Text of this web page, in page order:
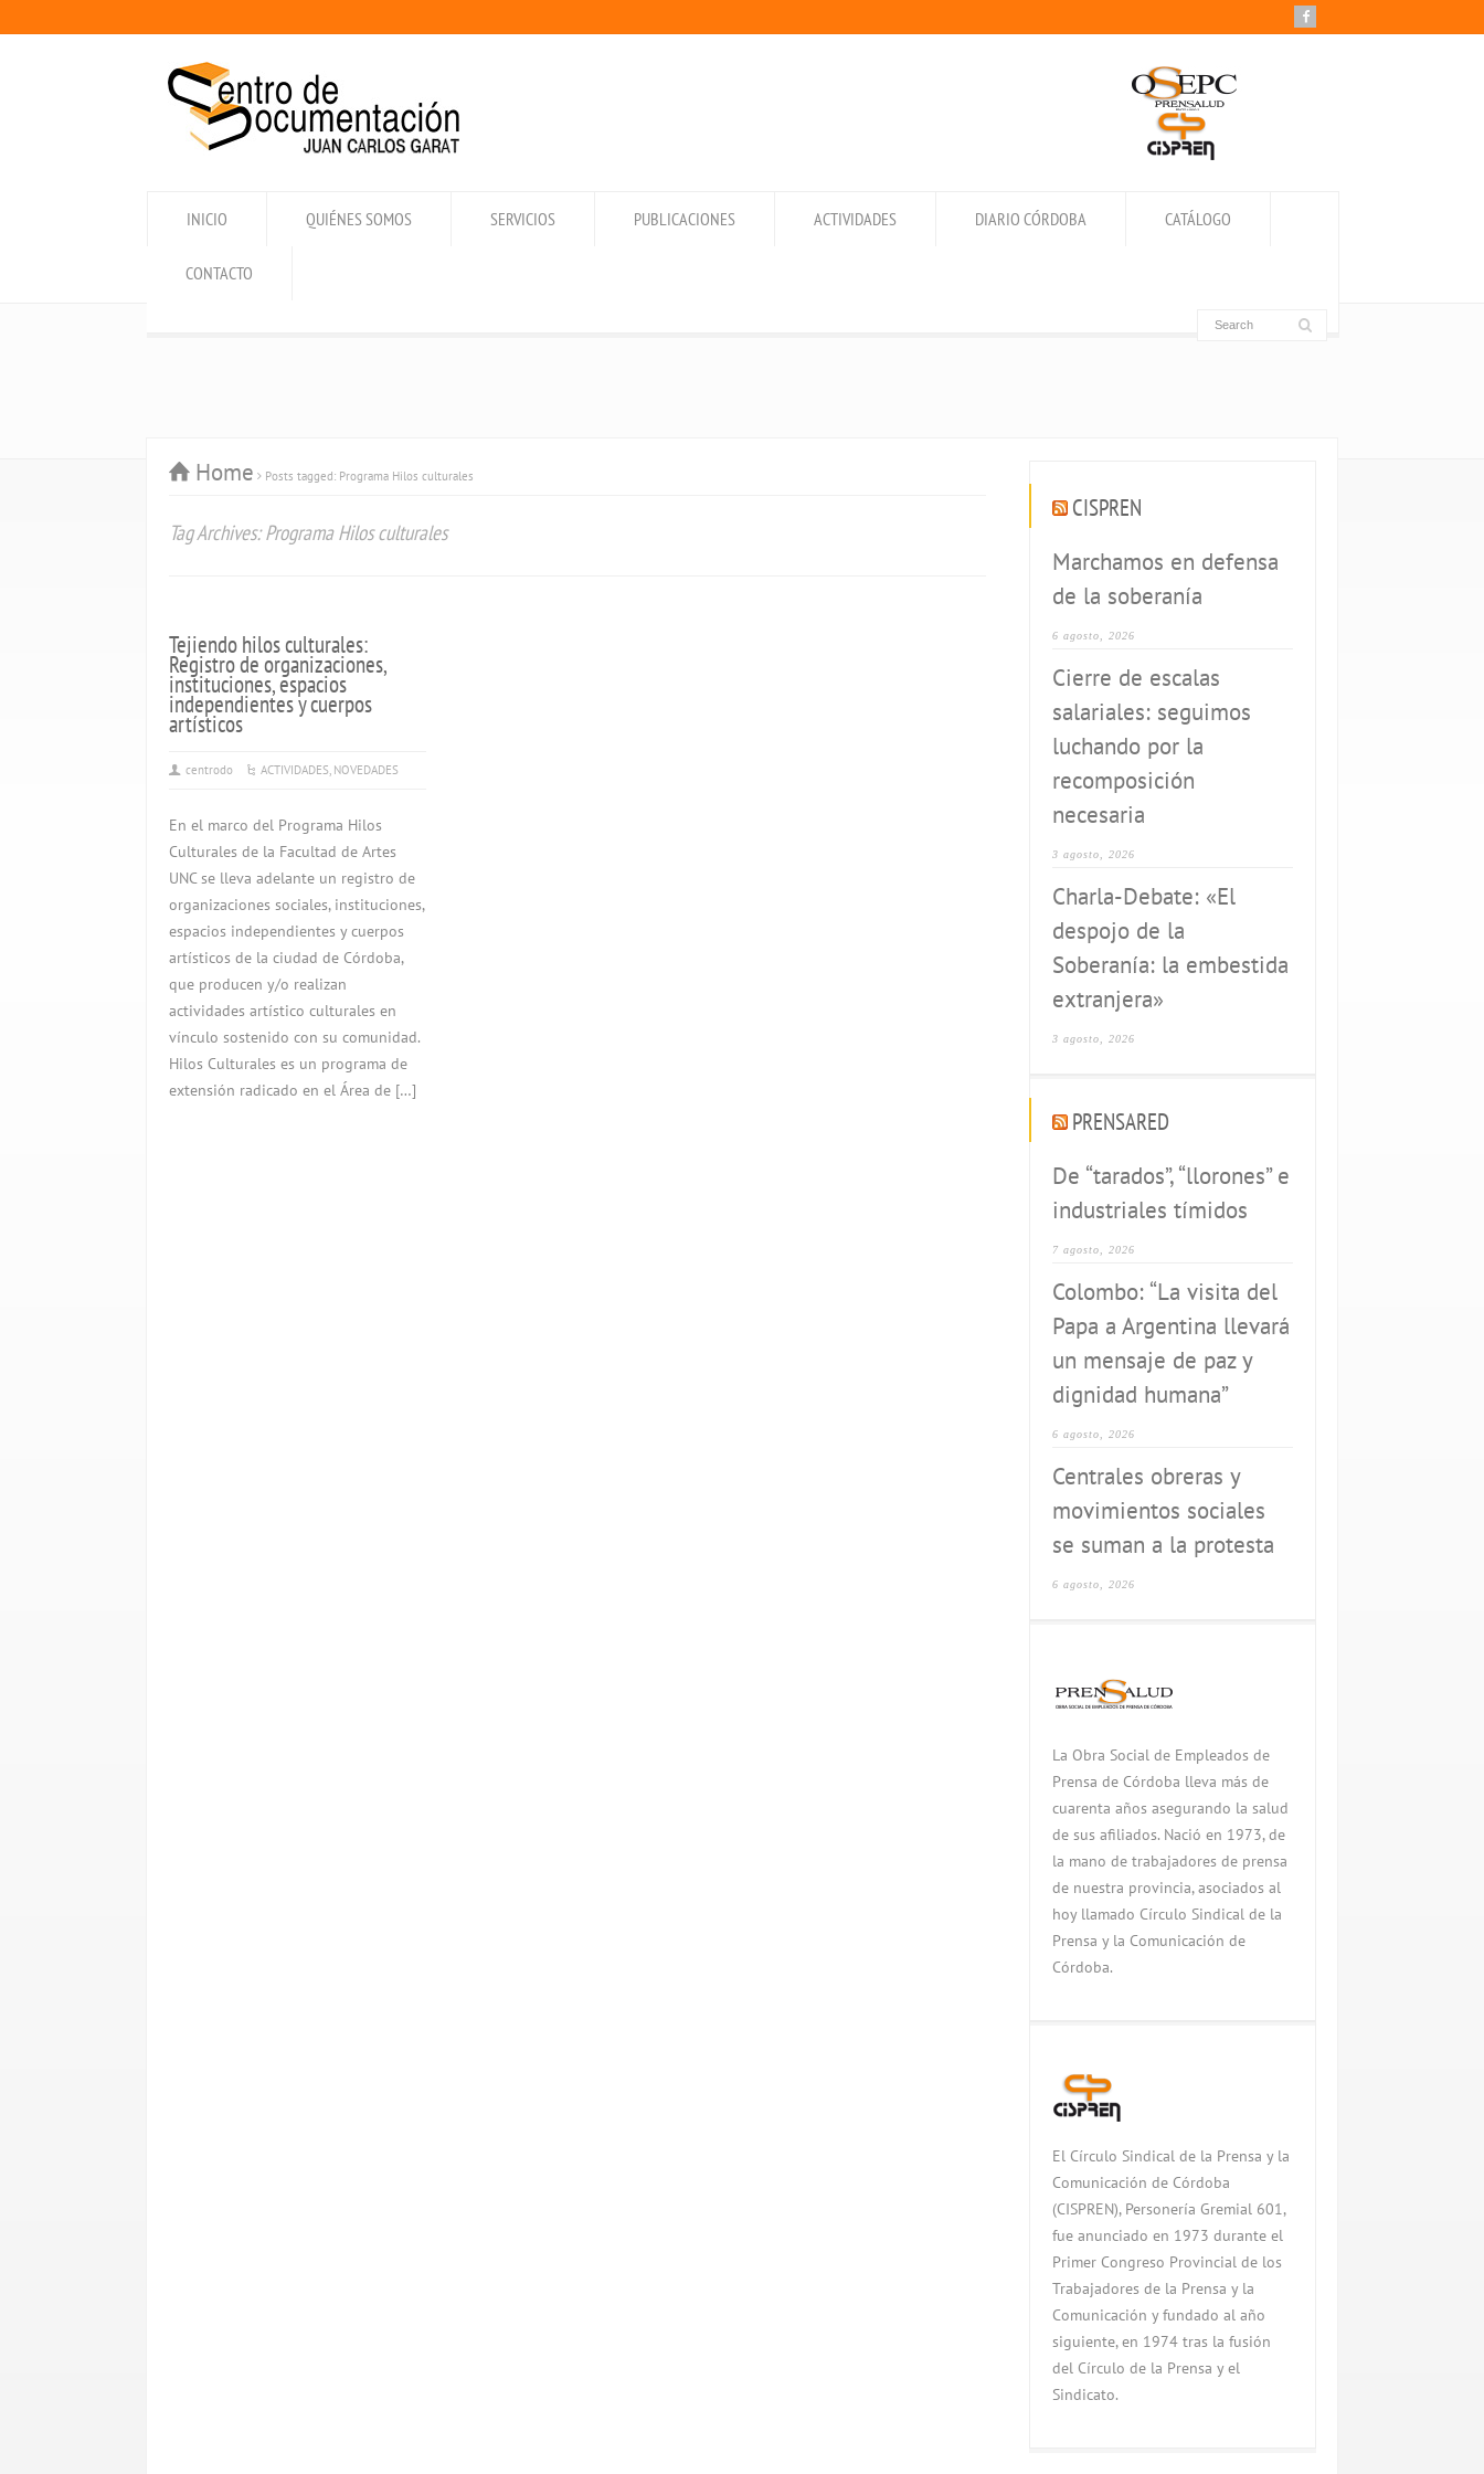
INICIO QUIÉNES SOMOS SERVICIOS PUBLICACIONES ACTIVIDADES DIARIO CÓRDOBA CATÁLOGO
CONTACTO
Home Posts tagged: Programa Hilos culturales
Tag Archives: Programa Hilos culturales
Tejiendo hilos culturales:
Registro de organizaciones,
instituciones, espacios
independientes y cuerpos
artísticos
centrodo ACTIVIDADES, NOVEDADES
En el marco del Programa Hilos
Culturales de la Facultad de Artes
UNC se lleva adelante un registro de
organizaciones sociales, instituciones,
espacios independientes y cuerpos
artísticos de la ciudad de Córdoba,
que producen y/o realizan
actividades artístico culturales en
vínculo sostenido con su comunidad.
Hilos Culturales es un programa de
extensión radicado en el Área de […]
CISPREN
Marchamos en defensa
de la soberanía
6 agosto, 2026
Cierre de escalas
salariales: seguimos
luchando por la
recomposición
necesaria
3 agosto, 2026
Charla-Debate: «El
despojo de la
Soberanía: la embestida
extranjera»
3 agosto, 2026
PRENSARED
De “tarados”, “llorones” e
industriales tímidos
7 agosto, 2026
Colombo: “La visita del
Papa a Argentina llevará
un mensaje de paz y
dignidad humana”
6 agosto, 2026
Centrales obreras y
movimientos sociales
se suman a la protesta
6 agosto, 2026
La Obra Social de Empleados de
Prensa de Córdoba lleva más de
cuarenta años asegurando la salud
de sus afiliados. Nació en 1973, de
la mano de trabajadores de prensa
de nuestra provincia, asociados al
hoy llamado Círculo Sindical de la
Prensa y la Comunicación de
Córdoba.
El Círculo Sindical de la Prensa y la
Comunicación de Córdoba
(CISPREN), Personería Gremial 601,
fue anunciado en 1973 durante el
Primer Congreso Provincial de los
Trabajadores de la Prensa y la
Comunicación y fundado al año
siguiente, en 1974 tras la fusión
del Círculo de la Prensa y el
Sindicato.